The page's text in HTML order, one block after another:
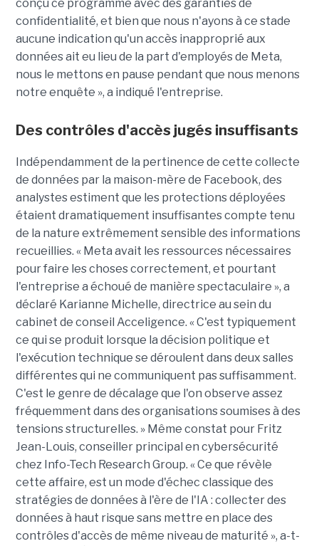
conçu ce programme avec des garanties de
confidentialité, et bien que nous n'ayons à ce stade
aucune indication qu'un accès inapproprié aux
données ait eu lieu de la part d'employés de Meta,
nous le mettons en pause pendant que nous menons
notre enquête », a indiqué l'entreprise.
Des contrôles d'accès jugés insuffisants
Indépendamment de la pertinence de cette collecte
de données par la maison-mère de Facebook, des
analystes estiment que les protections déployées
étaient dramatiquement insuffisantes compte tenu
de la nature extrêmement sensible des informations
recueillies. « Meta avait les ressources nécessaires
pour faire les choses correctement, et pourtant
l'entreprise a échoué de manière spectaculaire », a
déclaré Karianne Michelle, directrice au sein du
cabinet de conseil Acceligence. « C'est typiquement
ce qui se produit lorsque la décision politique et
l'exécution technique se déroulent dans deux salles
différentes qui ne communiquent pas suffisamment.
C'est le genre de décalage que l'on observe assez
fréquemment dans des organisations soumises à des
tensions structurelles. » Même constat pour Fritz
Jean-Louis, conseiller principal en cybersécurité
chez Info-Tech Research Group. « Ce que révèle
cette affaire, est un mode d'échec classique des
stratégies de données à l'ère de l'IA : collecter des
données à haut risque sans mettre en place des
contrôles d'accès de même niveau de maturité », a-t-